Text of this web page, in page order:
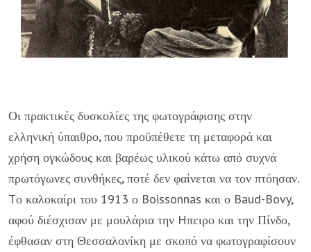
Οι πρακτικές δυσκολίες της φωτογράφισης στην
ελληνική ύπαιθρο, που προϋπέθετε τη μεταφορά και
χρήση ογκώδους και βαρέως υλικού κάτω από συχνά
πρωτόγωνες συνθήκες, ποτέ δεν φαίνεται να τον πτόησαν.
Tο καλοκαίρι του 1913 ο Boissonnas και ο Baud-Bovy,
αφού διέσχισαν με μουλάρια την Hπειρο και την Πίνδο,
έφθασαν στη Θεσσαλονίκη με σκοπό να φωτογραφίσουν